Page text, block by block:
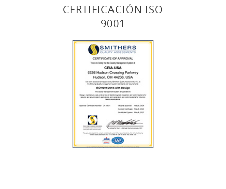
CERTIFICACIÓN ISO
9001